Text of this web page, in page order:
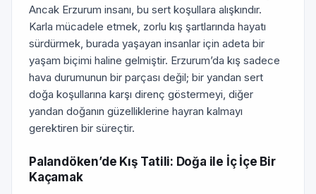
Ancak Erzurum insanı, bu sert koşullara alışkındır.
Karla mücadele etmek, zorlu kış şartlarında hayatı
sürdürmek, burada yaşayan insanlar için adeta bir
yaşam biçimi haline gelmiştir. Erzurum’da kış sadece
hava durumunun bir parçası değil; bir yandan sert
doğa koşullarına karşı direnç göstermeyi, diğer
yandan doğanın güzelliklerine hayran kalmayı
gerektiren bir süreçtir.
Palandöken’de Kış Tatili: Doğa ile İç İçe Bir
Kaçamak